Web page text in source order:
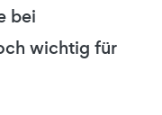
bei
wichtig für